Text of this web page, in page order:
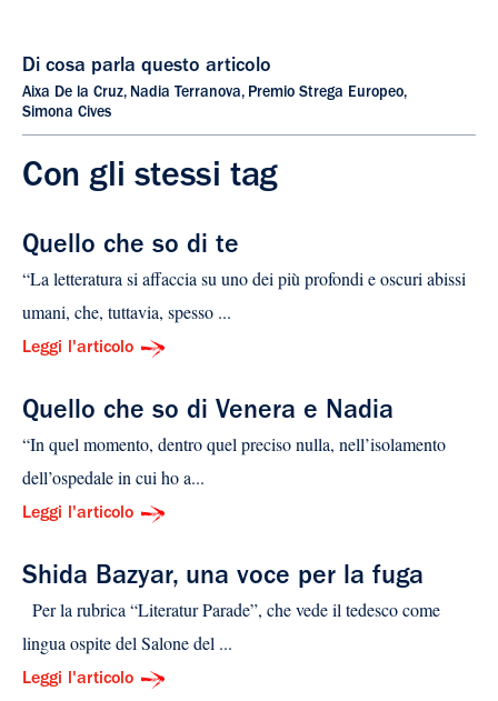
Di cosa parla questo articolo
Aixa De la Cruz, Nadia Terranova, Premio Strega Europeo,
Simona Cives
Con gli stessi tag
Quello che so di te
“La letteratura si affaccia su uno dei più profondi e oscuri abissi
umani, che, tuttavia, spesso ...
Leggi l'articolo
Quello che so di Venera e Nadia
“In quel momento, dentro quel preciso nulla, nell’isolamento
dell’ospedale in cui ho a...
Leggi l'articolo
Shida Bazyar, una voce per la fuga
Per la rubrica “Literatur Parade”, che vede il tedesco come
lingua ospite del Salone del ...
Leggi l'articolo